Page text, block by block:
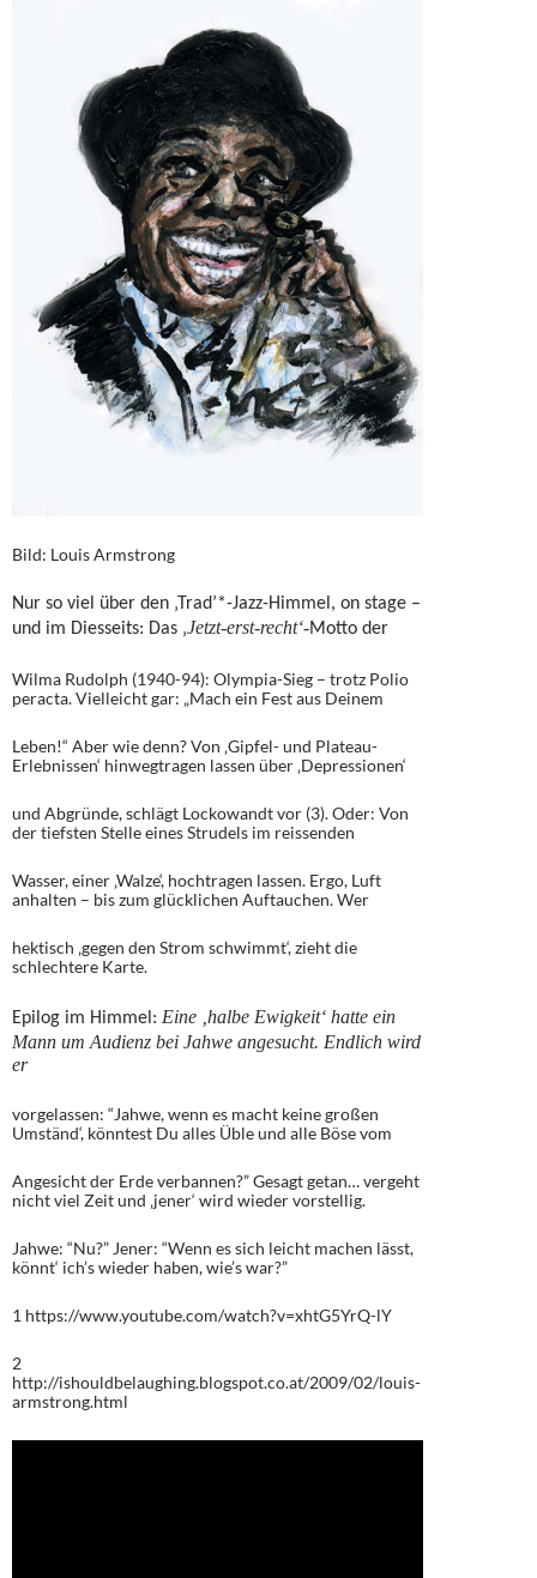
Bild: Louis Armstrong
Nur so viel über den ‚Trad’*-Jazz-Himmel, on stage –
und im Diesseits: Das ‚Jetzt-erst-recht‘-Motto der
Wilma Rudolph (1940-94): Olympia-Sieg – trotz Polio
peracta. Vielleicht gar: „Mach ein Fest aus Deinem
Leben!“ Aber wie denn? Von ‚Gipfel- und Plateau-
Erlebnissen‘ hinwegtragen lassen über ‚Depressionen‘
und Abgründe, schlägt Lockowandt vor (3). Oder: Von
der tiefsten Stelle eines Strudels im reissenden
Wasser, einer ‚Walze‘, hochtragen lassen. Ergo, Luft
anhalten – bis zum glücklichen Auftauchen. Wer
hektisch ‚gegen den Strom schwimmt‘, zieht die
schlechtere Karte.
Epilog im Himmel: Eine ‚halbe Ewigkeit‘ hatte ein
Mann um Audienz bei Jahwe angesucht. Endlich wird
er
vorgelassen: “Jahwe, wenn es macht keine großen
Umständ‘, könntest Du alles Üble und alle Böse vom
Angesicht der Erde verbannen?” Gesagt getan… vergeht
nicht viel Zeit und ‚jener‘ wird wieder vorstellig.
Jahwe: “Nu?” Jener: “Wenn es sich leicht machen lässt,
könnt‘ ich’s wieder haben, wie’s war?”
1 https://www.youtube.com/watch?v=xhtG5YrQ-lY
2
http://ishouldbelaughing.blogspot.co.at/2009/02/louis-
armstrong.html